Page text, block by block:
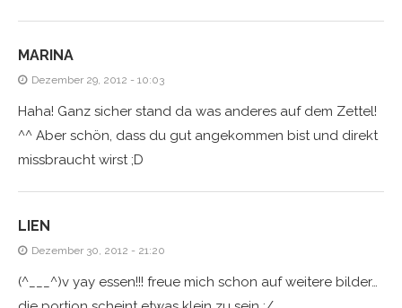
MARINA
Dezember 29, 2012 - 10:03
Haha! Ganz sicher stand da was anderes auf dem Zettel!
^^ Aber schön, dass du gut angekommen bist und direkt
missbraucht wirst ;D
LIEN
Dezember 30, 2012 - 21:20
(^___^)v yay essen!!! freue mich schon auf weitere bilder…